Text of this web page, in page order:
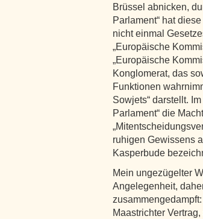
Brüssel abnicken,
Parlament“ hat
nicht einmal
„Europäische
„Europäische
Konglomerat, das
Funktionen
Sowjets“ darstellt.
Parlament“ die
ruhigen Gewissens
Kasperbude
Mein ungezügelter
Angelegenheit,
Maastrichter